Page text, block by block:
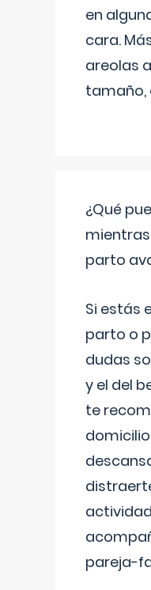
en
cara.
areolas
¿Qué
parto
Si estás
parto o
dudas
y el del
te
pareja-